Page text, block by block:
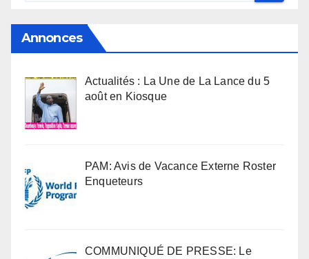
Annonces
Actualités : La Une de La Lance du 5
août en Kiosque
PAM: Avis de Vacance Externe Roster
Enqueteurs
COMMUNIQUÉ DE PRESSE: Le